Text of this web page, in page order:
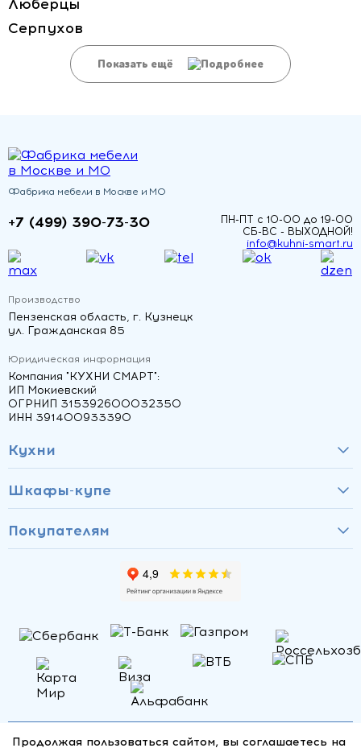
Люберцы
Серпухов
Показать ещё
Фабрика мебели в Москве и МО
+7 (499) 390-73-30
ПН-ПТ с 10-00 до 19-00
СБ-ВС - ВЫХОДНОЙ!
info@kuhni-smart.ru
Производство
Пензенская область, г. Кузнецк
ул. Гражданская 85
Юридическая информация
Компания "КУХНИ СМАРТ":
ИП Мокиевский
ОГРНИП 315392600032350
ИНН 391400933390
Кухни
Шкафы-купе
Покупателям
@2014-2026 КУХНИ СМАРТ Политика персональных данных
Продолжая пользоваться сайтом, вы соглашаетесь на